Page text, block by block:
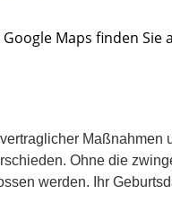
Maps finden Sie
Ohne die
werden. Ihr